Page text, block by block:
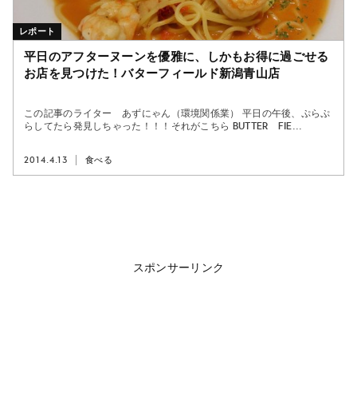
平日のアフターヌーンを優雅に、しかもお得に過ごせる
お店を見つけた！バターフィールド新潟青山店
この記事のライター あずにゃん（環境関係業） 平日の午後、ぷらぷ
らしてたら発見しちゃった！！！それがこちら BUTTER FIE...
2014.4.13 食べる
レポート
スポンサーリンク